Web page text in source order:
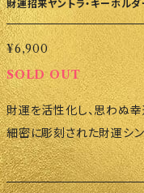
ます。ご了承ください。ま
まで2〜3週間かかることが
ポリシーも必ずご確認くだ
また、孔雀の羽は保護の象
寄せるとも言われています。 このお守りを持ち歩くことで、金銭的
裏切り、暴力から守られ
損失に注意すべき、ねずみ
方法 • バッグや鍵につ
込むアイテムとして活用
用すれば、空間を浄化し、
材 金属製 サイズ • チェーンを含む長さ：約12.7cm • チャーム
財運招来ヤントラ・キーホル
時収入も）
¥6,900
SOLD OUT
財運を活性化し、思わぬ
細密に彫刻された財運シ
節が刻まれたデザインが
ます。石が中心に埋め込ま